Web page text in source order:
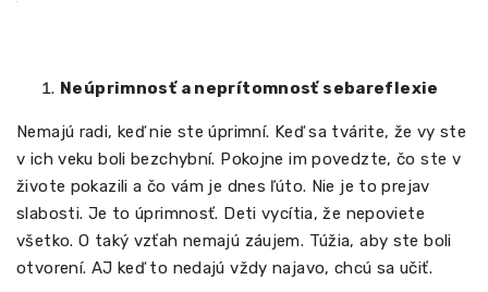
Neúprimnosť a neprítomnosť sebareflexie
Nemajú radi, keď nie ste úprimní. Keď sa tvárite, že vy ste
v ich veku boli bezchybní. Pokojne im povedzte, čo ste v
živote pokazili a čo vám je dnes ľúto. Nie je to prejav
slabosti. Je to úprimnosť. Deti vycítia, že nepoviete
všetko. O taký vzťah nemajú záujem. Túžia, aby ste boli
otvorení. AJ keď to nedajú vždy najavo, chcú sa učiť.